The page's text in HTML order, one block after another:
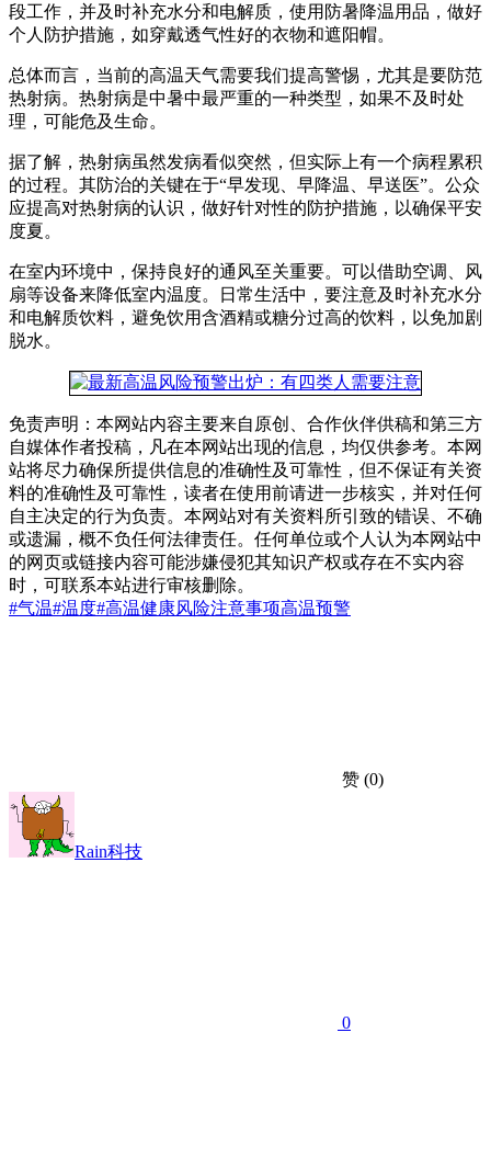
段工作，并及时补充水分和电解质，使用防暑降温用品，做好
个人防护措施，如穿戴透气性好的衣物和遮阳帽。
总体而言，当前的高温天气需要我们提高警惕，尤其是要防范
热射病。热射病是中暑中最严重的一种类型，如果不及时处
理，可能危及生命。
据了解，热射病虽然发病看似突然，但实际上有一个病程累积
的过程。其防治的关键在于“早发现、早降温、早送医”。公众
应提高对热射病的认识，做好针对性的防护措施，以确保平安
度夏。
在室内环境中，保持良好的通风至关重要。可以借助空调、风
扇等设备来降低室内温度。日常生活中，要注意及时补充水分
和电解质饮料，避免饮用含酒精或糖分过高的饮料，以免加剧
脱水。
免责声明：本网站内容主要来自原创、合作伙伴供稿和第三方
自媒体作者投稿，凡在本网站出现的信息，均仅供参考。本网
站将尽力确保所提供信息的准确性及可靠性，但不保证有关资
料的准确性及可靠性，读者在使用前请进一步核实，并对任何
自主决定的行为负责。本网站对有关资料所引致的错误、不确
或遗漏，概不负任何法律责任。任何单位或个人认为本网站中
的网页或链接内容可能涉嫌侵犯其知识产权或存在不实内容
时，可联系本站进行审核删除。
#气温#温度#高温健康风险注意事项高温预警
赞 (0)
Rain科技
0